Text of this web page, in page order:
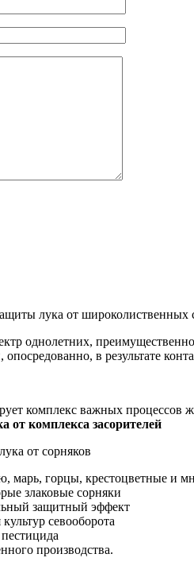
лука от широколиственных
однолетних,
в результате
комплекс важных процессов
от комплекса засорителей
от сорняков
марь, горцы, крестоцветные и
злаковые сорняки
защитный эффект
севооборота
производства.